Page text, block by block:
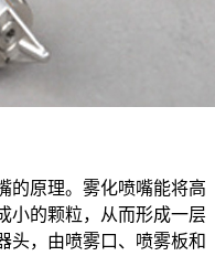
的原理。雾化喷嘴能将高
小的颗粒，从而形成一层
头，由喷雾口、喷雾板和